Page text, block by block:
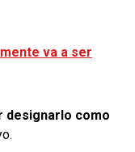
va a ser
designarlo como